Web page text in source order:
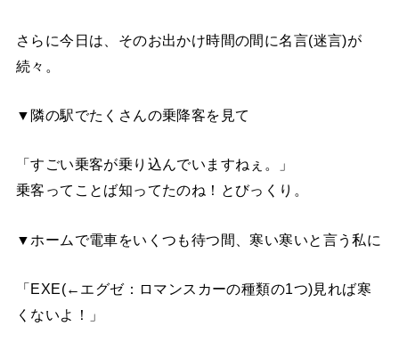
さらに今日は、そのお出かけ時間の間に名言(迷言)が
続々。
▼隣の駅でたくさんの乗降客を見て
「すごい乗客が乗り込んでいますねぇ。」
乗客ってことば知ってたのね！とびっくり。
▼ホームで電車をいくつも待つ間、寒い寒いと言う私に
「EXE(←エグゼ：ロマンスカーの種類の1つ)見れば寒
くないよ！」